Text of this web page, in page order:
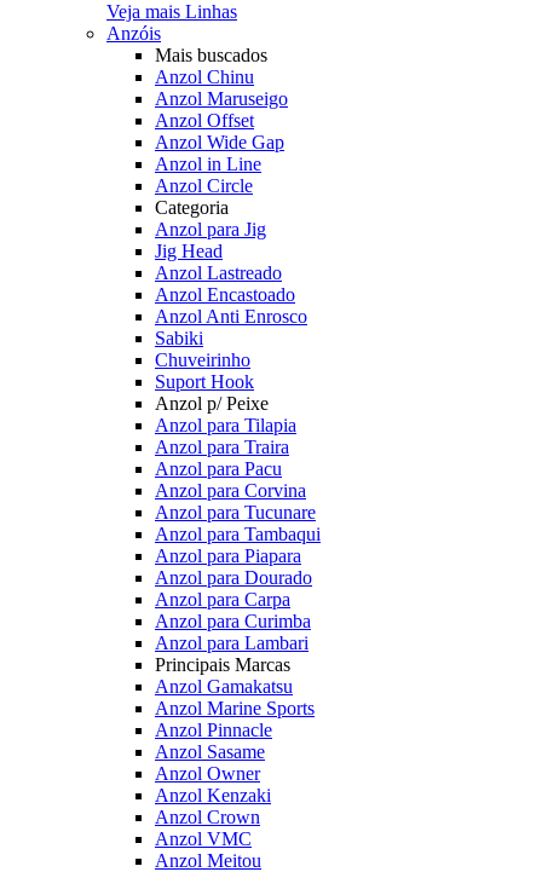
Veja mais Linhas
Anzóis
Mais buscados
Anzol Chinu
Anzol Maruseigo
Anzol Offset
Anzol Wide Gap
Anzol in Line
Anzol Circle
Categoria
Anzol para Jig
Jig Head
Anzol Lastreado
Anzol Encastoado
Anzol Anti Enrosco
Sabiki
Chuveirinho
Suport Hook
Anzol p/ Peixe
Anzol para Tilapia
Anzol para Traira
Anzol para Pacu
Anzol para Corvina
Anzol para Tucunare
Anzol para Tambaqui
Anzol para Piapara
Anzol para Dourado
Anzol para Carpa
Anzol para Curimba
Anzol para Lambari
Principais Marcas
Anzol Gamakatsu
Anzol Marine Sports
Anzol Pinnacle
Anzol Sasame
Anzol Owner
Anzol Kenzaki
Anzol Crown
Anzol VMC
Anzol Meitou